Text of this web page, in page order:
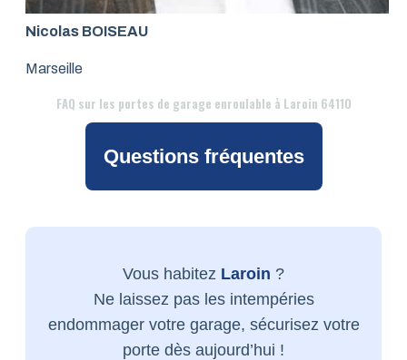
Nicolas BOISEAU
Marseille
FAQ sur les portes de garage enroulable à Laroin 64110
Questions fréquentes
Vous habitez Laroin ?
Ne laissez pas les intempéries
endommager votre garage, sécurisez votre
porte dès aujourd’hui !